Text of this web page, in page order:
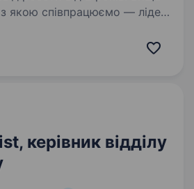
активно співпрацюють
їхньої команди,…
керівник відділу